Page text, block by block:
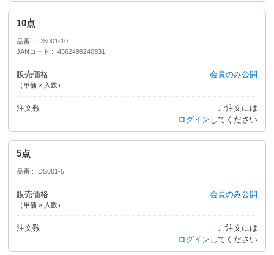
10点
品番
DS001-10
JANコード
4562499240931
販売価格
（単価 × 入数）
会員のみ公開
注文数
ご注文には
ログイン してください
5点
品番 DS001-5
販売価格
（単価 × 入数）
会員のみ公開
注文数
ご注文には
ログイン してください